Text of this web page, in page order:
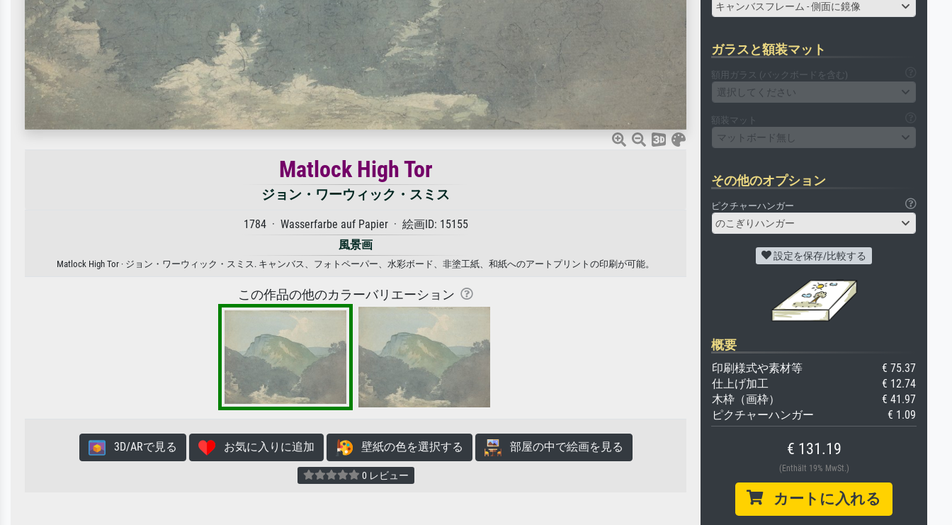
Matlock High Tor
ジョン・ワーウィック・スミス
1784 · Wasserfarbe auf Papier · 絵画ID: 15155
風景画
Matlock High Tor · ジョン・ワーウィック・スミス. キャンバス、フォトペーパー、水彩ボード、非塗工紙、和紙へのアートプリントの印刷が可能。
この作品の他のカラーバリエーション
3D/ARで見る お気に入りに追加 壁紙の色を選択する 部屋の中で絵画を見る
0 レビュー
キャンバスフレーム - 側面に鏡像
ガラスと額装マット
額用ガラス (バックボードを含む)
選択してください
額装マット
マットボード無し
その他のオプション
ピクチャーハンガー
のこぎりハンガー
設定を保存/比較する
概要
印刷様式や素材等
€ 75.37
仕上げ加工
€ 12.74
木枠（画枠）
€ 41.97
ピクチャーハンガー
€ 1.09
€ 131.19
(Enthält 19% MwSt.)
カートに入れる